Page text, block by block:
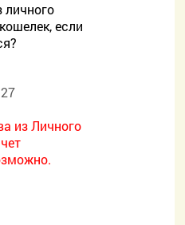
личного
если
из Личного